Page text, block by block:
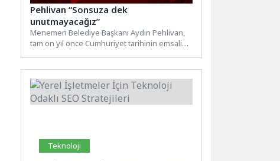
Pehlivan “Sonsuza dek
unutmayacağız”
Menemen Belediye Başkanı Aydın Pehlivan,
tam on yıl önce Cumhuriyet tarihinin emsali
Teknoloji